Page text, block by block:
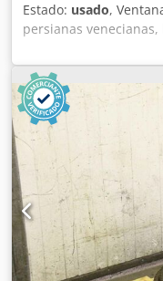
Estado: usado,
persianas
persiana -Diversos
Csdpfsd Tgavex
de piezas -Venta:
mm -Peso: 188 kg